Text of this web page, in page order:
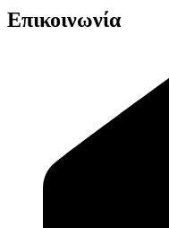
Επικοινωνία